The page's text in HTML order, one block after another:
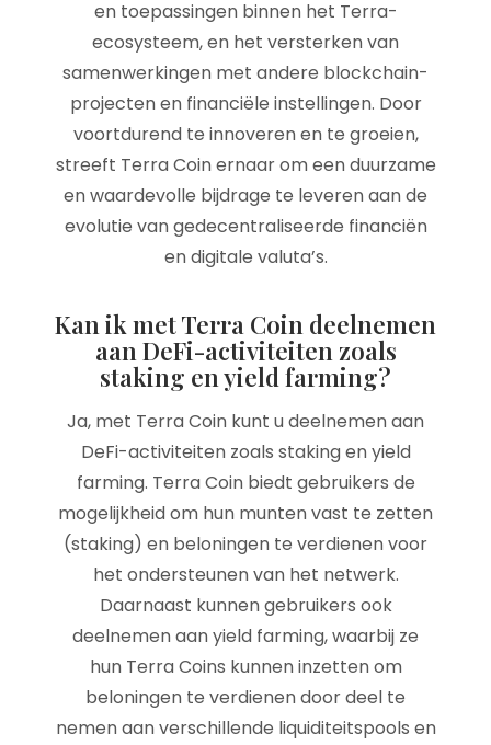
en toepassingen binnen het Terra-
ecosysteem, en het versterken van
samenwerkingen met andere blockchain-
projecten en financiële instellingen. Door
voortdurend te innoveren en te groeien,
streeft Terra Coin ernaar om een duurzame
en waardevolle bijdrage te leveren aan de
evolutie van gedecentraliseerde financiën
en digitale valuta’s.
Kan ik met Terra Coin deelnemen
aan DeFi-activiteiten zoals
staking en yield farming?
Ja, met Terra Coin kunt u deelnemen aan
DeFi-activiteiten zoals staking en yield
farming. Terra Coin biedt gebruikers de
mogelijkheid om hun munten vast te zetten
(staking) en beloningen te verdienen voor
het ondersteunen van het netwerk.
Daarnaast kunnen gebruikers ook
deelnemen aan yield farming, waarbij ze
hun Terra Coins kunnen inzetten om
beloningen te verdienen door deel te
nemen aan verschillende liquiditeitspools en